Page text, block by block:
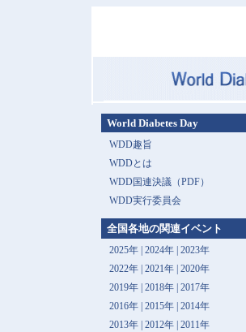
World Diabetes Day
WDD趣旨
WDDとは
WDD国連決議（PDF）
WDD実行委員会
全国各地の関連イベント
2025年| 2024年| 2023年
2022年| 2021年| 2020年
2019年| 2018年| 2017年
2016年| 2015年| 2014年
2013年 | 2012年| 2011年